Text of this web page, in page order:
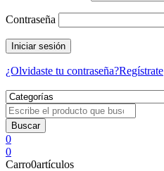
Contraseña
¿Olvidaste tu contraseña?Regístrate
0
0
Carro0artículos